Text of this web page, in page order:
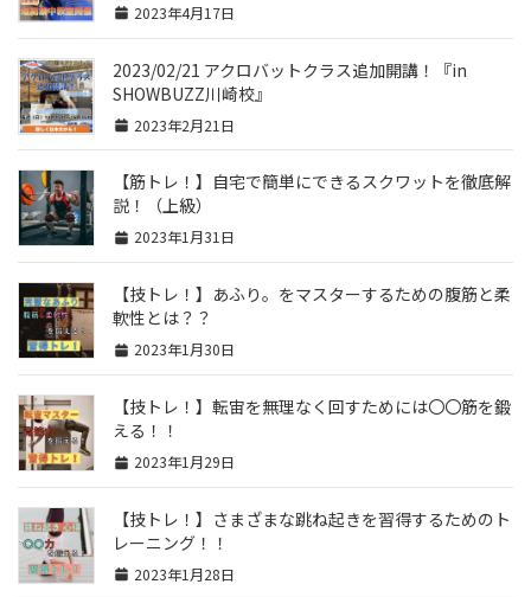
2023年4月17日
2023/02/21 アクロバットクラス追加開講！『in
SHOWBUZZ川崎校』
2023年2月21日
【筋トレ！】自宅で簡単にできるスクワットを徹底解
説！（上級）
2023年1月31日
【技トレ！】あふり。をマスターするための腹筋と柔
軟性とは？？
2023年1月30日
【技トレ！】転宙を無理なく回すためには〇〇筋を鍛
える！！
2023年1月29日
【技トレ！】さまざまな跳ね起きを習得するためのト
レーニング！！
2023年1月28日